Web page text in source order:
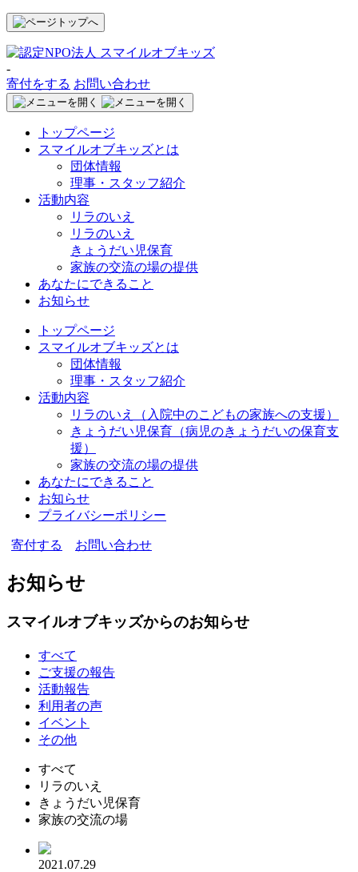
-
寄付をする お問い合わせ
トップページ
スマイルオブキッズとは
団体情報
理事・スタッフ紹介
活動内容
リラのいえ
リラのいえ
きょうだい児保育
家族の交流の場の提供
あなたにできること
お知らせ
トップページ
スマイルオブキッズとは
団体情報
理事・スタッフ紹介
活動内容
リラのいえ
（入院中のこどもの家族への支援）
きょうだい児保育 （病児のきょうだいの保育支
援）
家族の交流の場の提供
あなたにできること
お知らせ
プライバシーポリシー
寄付する お問い合わせ
お知らせ
スマイルオブキッズからのお知らせ
すべて
ご支援の報告
活動報告
利用者の声
イベント
その他
すべて
リラのいえ
きょうだい児保育
家族の交流の場
2021.07.29